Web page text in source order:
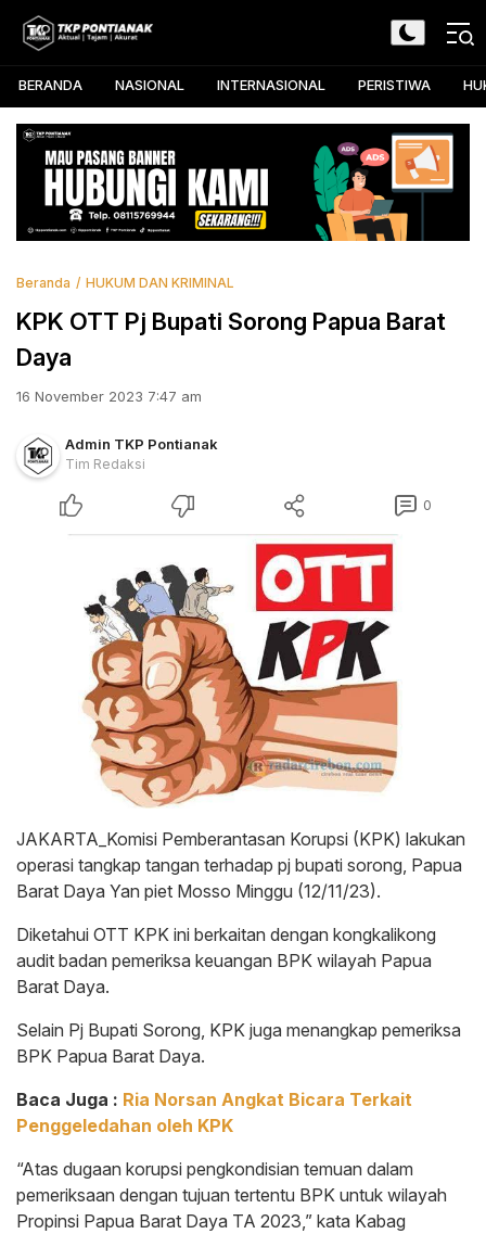
TKP Pontianak
Aktual, Tajam, dan Akurat
BERANDA NASIONAL INTERNASIONAL PERISTIWA
Beranda HUKUM DAN KRIMINAL
KPK OTT Pj Bupati Sorong Papua Barat
Daya
16 November 2023 7:47 am
Admin TKP Pontianak
Tim Redaksi
0
JAKARTA_Komisi Pemberantasan Korupsi (KPK) lakukan
operasi tangkap tangan terhadap pj bupati sorong, Papua
Barat Daya Yan piet Mosso Minggu (12/11/23).
Diketahui OTT KPK ini berkaitan dengan kongkalikong
audit badan pemeriksa keuangan BPK wilayah Papua
Barat Daya.
Selain Pj Bupati Sorong, KPK juga menangkap pemeriksa
BPK Papua Barat Daya.
Baca Juga : Ria Norsan Angkat Bicara Terkait
Penggeledahan oleh KPK
“Atas dugaan korupsi pengkondisian temuan dalam
pemeriksaan dengan tujuan tertentu BPK untuk wilayah
Propinsi Papua Barat Daya TA 2023,” kata Kabag